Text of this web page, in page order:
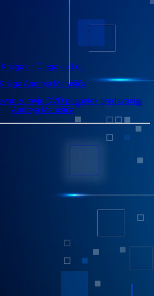
Knjiga dr. Diega de Lea
Knjiga Andreja Marušiča
zdravje DVD posnetek predavanja
Andreja Marušiča